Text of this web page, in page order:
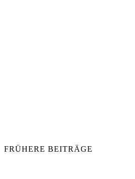
FRÜHERE BEITRÄGE